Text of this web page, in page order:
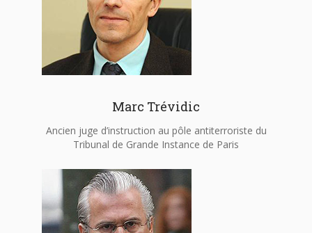
Marc Trévidic
Ancien juge d’instruction au pôle antiterroriste du
Tribunal de Grande Instance de Paris